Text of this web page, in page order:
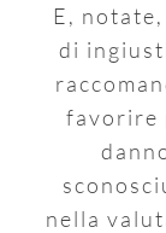
E,
di
favorire
nella